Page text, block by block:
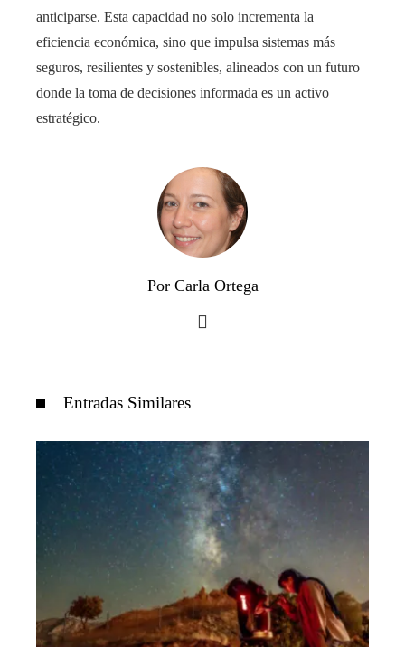
anticiparse. Esta capacidad no solo incrementa la
eficiencia económica, sino que impulsa sistemas más
seguros, resilientes y sostenibles, alineados con un futuro
donde la toma de decisiones informada es un activo
estratégico.
Por Carla Ortega
Entradas Similares